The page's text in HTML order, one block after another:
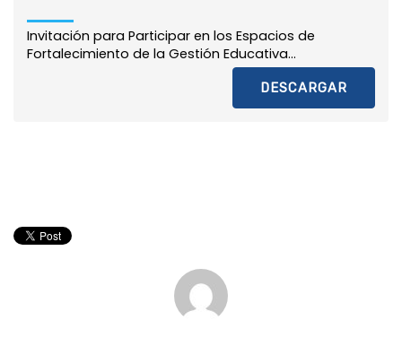
Invitación para Participar en los Espacios de
Fortalecimiento de la Gestión Educativa...
DESCARGAR